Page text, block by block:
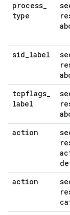
process_
type
sid_label
tcpflags_
label
action
action